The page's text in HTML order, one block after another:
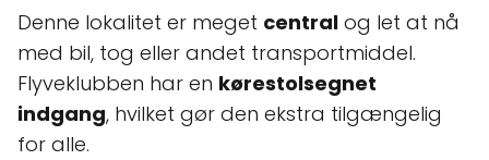
Denne lokalitet er meget central og let at nå
med bil, tog eller andet transportmiddel.
Flyveklubben har en kørestolsegnet
indgang, hvilket gør den ekstra tilgængelig
for alle.